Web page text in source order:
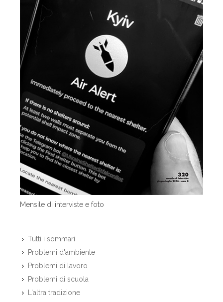
Mensile di interviste e foto
Tutti i sommari
Problemi d'ambiente
Problemi di lavoro
Problemi di scuola
L'altra tradizione